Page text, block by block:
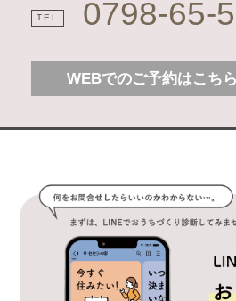
TEL 0798-65-
WEBでのご予約はこち